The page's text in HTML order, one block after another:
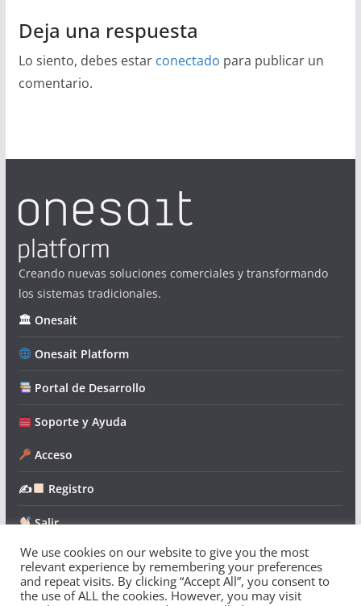
Deja una respuesta
Lo siento, debes estar conectado para publicar un
comentario.
Creando nuevas soluciones comerciales y transformando
los sistemas tradicionales.
🏛 Onesait
Onesait Platform
Portal de Desarrollo
Soporte y Ayuda
Acceso
✍ Registro
Salir
We use cookies on our website to give you the most
relevant experience by remembering your preferences
and repeat visits. By clicking “Accept All”, you consent to
the use of ALL the cookies. However, you may visit